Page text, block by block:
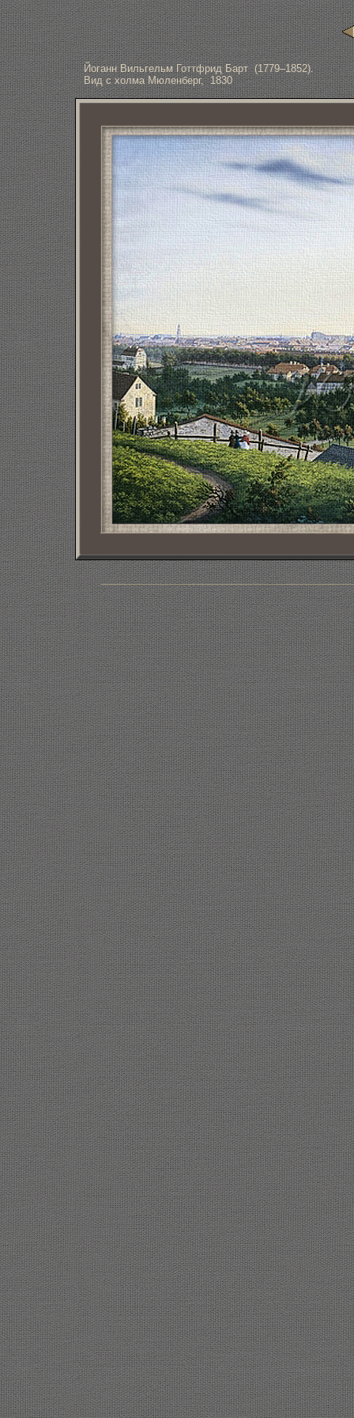
Йоганн Вильгельм Готтфрид Барт (1779–1852).
Вид с холма Мюленберг, 1830